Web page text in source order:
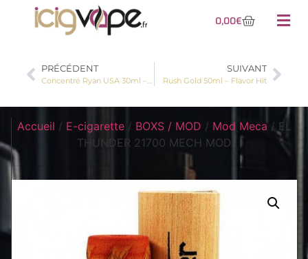
0,00€
PRÉCÉDENT
Concentré Ryan USA 30ml – A&L
SUIVANT
Rush Gold 50ml – Flavor Hit
Accueil / E-cigarette / BOXS / MOD / Mod Meca / EL
THUNDER 21700 MECH MOD